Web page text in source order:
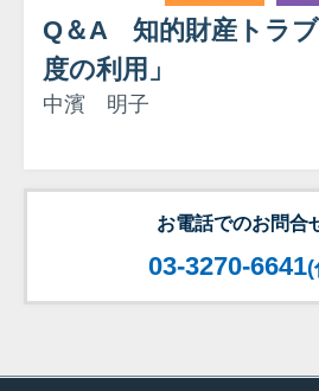
Q＆A 知的財産トラブ
度の利用」
中濱 明子
お電話でのお問合
03-3270-6641(